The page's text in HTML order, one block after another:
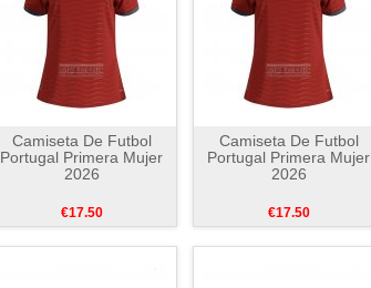
Camiseta De Futbol
Portugal Primera Mujer
2026
€17.50
Camiseta De Futbol
Portugal Primera Mujer
2026
€17.50